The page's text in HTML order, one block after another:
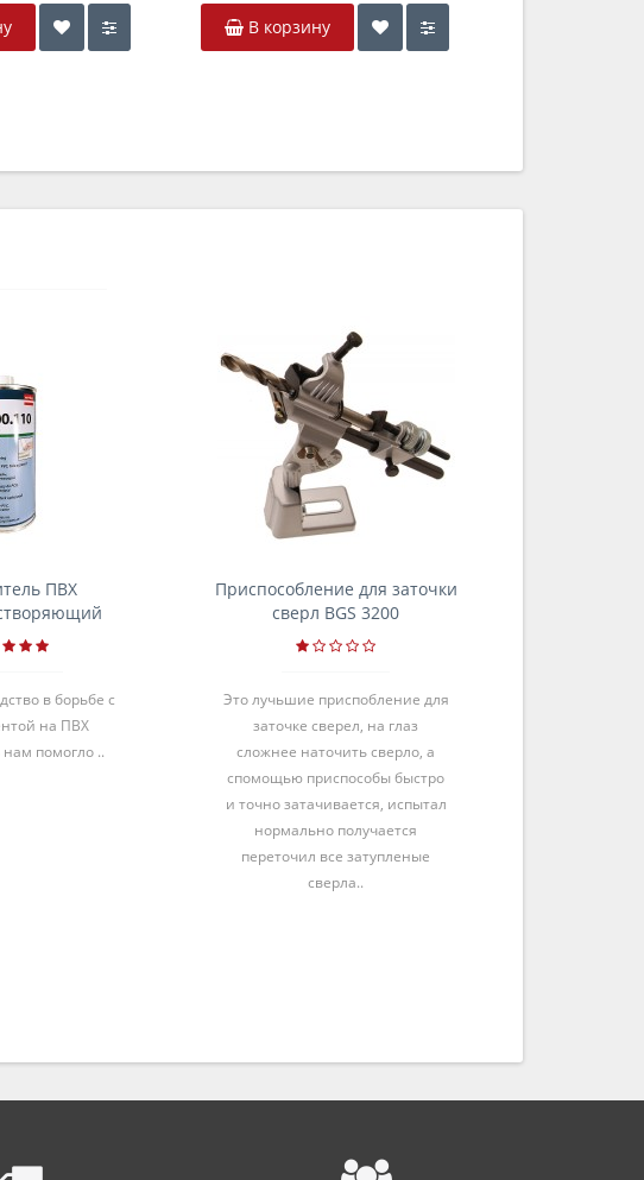
В корзину
ПВХ
5, 1 л
в борьбе с
на ПВХ
помогло ..
Приспособление для заточки
сверл BGS 3200
Это лучьшие приспобление для
заточке сверел, на глаз
сложнее наточить сверло, а
спомощью приспособы быстро
и точно затачивается, испытал
нормально получается
переточил все затупленые
сверла..